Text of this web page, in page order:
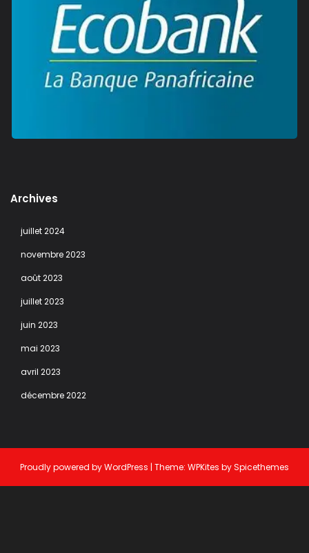
Archives
juillet 2024
novembre 2023
août 2023
juillet 2023
juin 2023
mai 2023
avril 2023
décembre 2022
Proudly powered byWordPress | Theme: WPKites bySpicethemes